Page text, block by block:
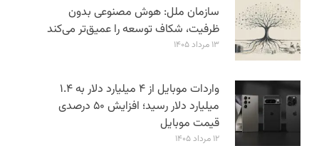
سازمان ملل: هوش مصنوعی بدون
ظرفیت، شکاف توسعه را عمیق‌تر می‌کند
۱۳ مرداد ۱۴۰۵
واردات موبایل از ۴ میلیارد دلار به ۱.۴
میلیارد دلار رسید؛ افزایش ۵۰ درصدی
قیمت موبایل
۱۲ مرداد ۱۴۰۵